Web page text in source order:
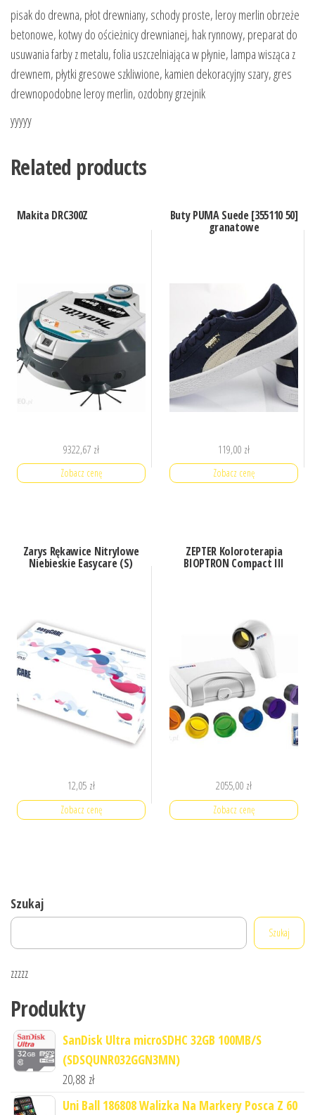
pisak do drewna, płot drewniany, schody proste, leroy merlin obrzeże
betonowe, kotwy do ościeżnicy drewnianej, hak rynnowy, preparat do
usuwania farby z metalu, folia uszczelniająca w płynie, lampa wisząca z
drewnem, płytki gresowe szkliwione, kamien dekoracyjny szary, gres
drewnopodobne leroy merlin, ozdobny grzejnik
yyyyy
Related products
Makita DRC300Z
9322,67 zł
Zobacz cenę
Buty PUMA Suede [355110 50]
granatowe
119,00 zł
Zobacz cenę
Zarys Rękawice Nitrylowe
Niebieskie Easycare (S)
12,05 zł
Zobacz cenę
ZEPTER Koloroterapia
BIOPTRON Compact III
2055,00 zł
Zobacz cenę
Szukaj
Szukaj
zzzzz
Produkty
SanDisk Ultra microSDHC 32GB 100MB/S
(SDSQUNR032GGN3MN)
20,88 zł
Uni Ball 186808 Walizka Na Markery Posca Z 60